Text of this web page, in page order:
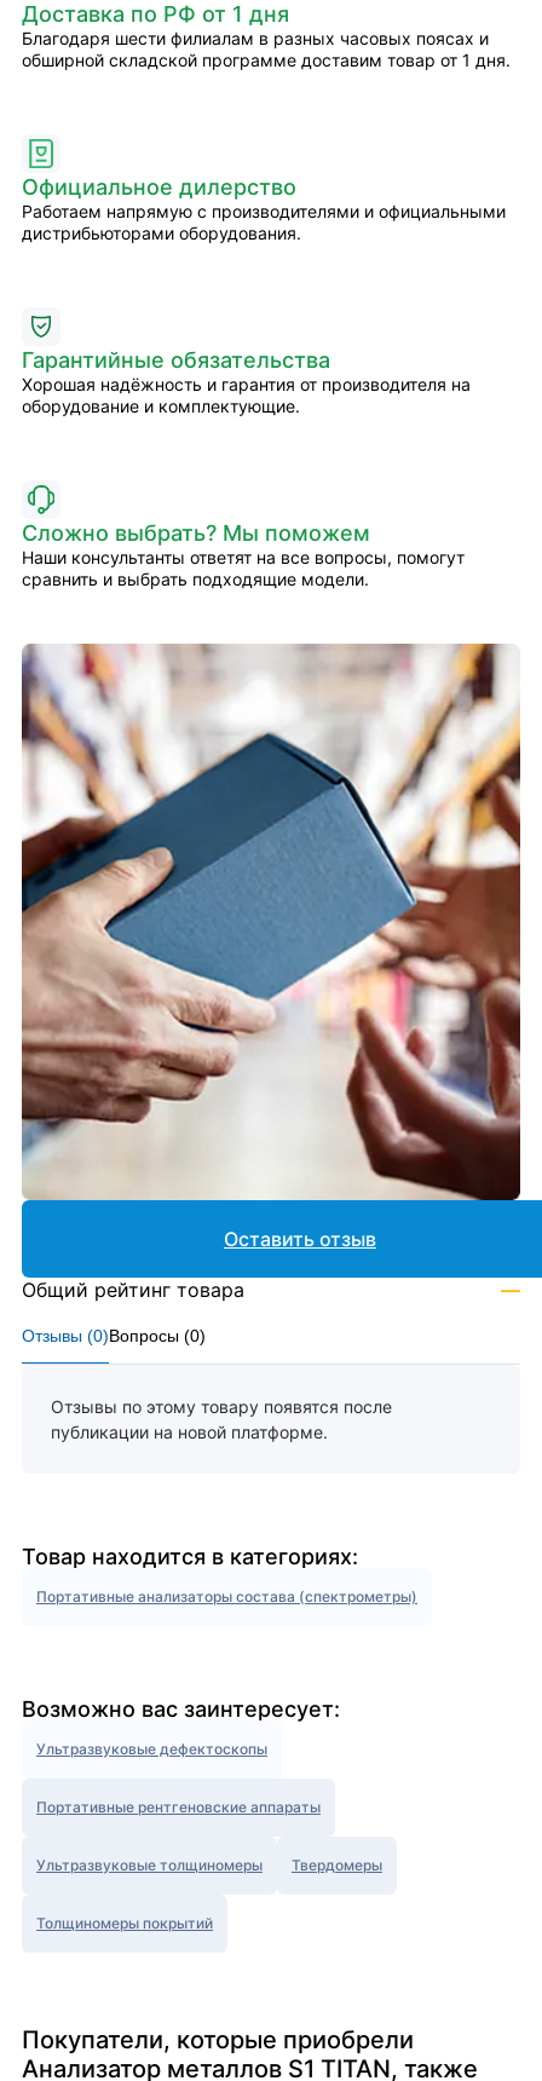
Доставка по РФ от 1 дня
Благодаря шести филиалам в разных часовых поясах и
обширной складской программе доставим товар от 1 дня.
Официальное дилерство
Работаем напрямую с производителями и официальными
дистрибьюторами оборудования.
Гарантийные обязательства
Хорошая надёжность и гарантия от производителя на
оборудование и комплектующие.
Сложно выбрать? Мы поможем
Наши консультанты ответят на все вопросы, помогут
сравнить и выбрать подходящие модели.
Отзывы (0)Вопросы (0)
Отзывы по этому товару появятся после
публикации на новой платформе.
Оставить отзыв
Общий рейтинг товара —
Товар находится в категориях:
Портативные анализаторы состава (спектрометры)
Возможно вас заинтересует:
Ультразвуковые дефектоскопы
Портативные рентгеновские аппараты
Ультразвуковые толщиномеры Твердомеры
Толщиномеры покрытий
Покупатели, которые приобрели
Анализатор металлов S1 TITAN, также